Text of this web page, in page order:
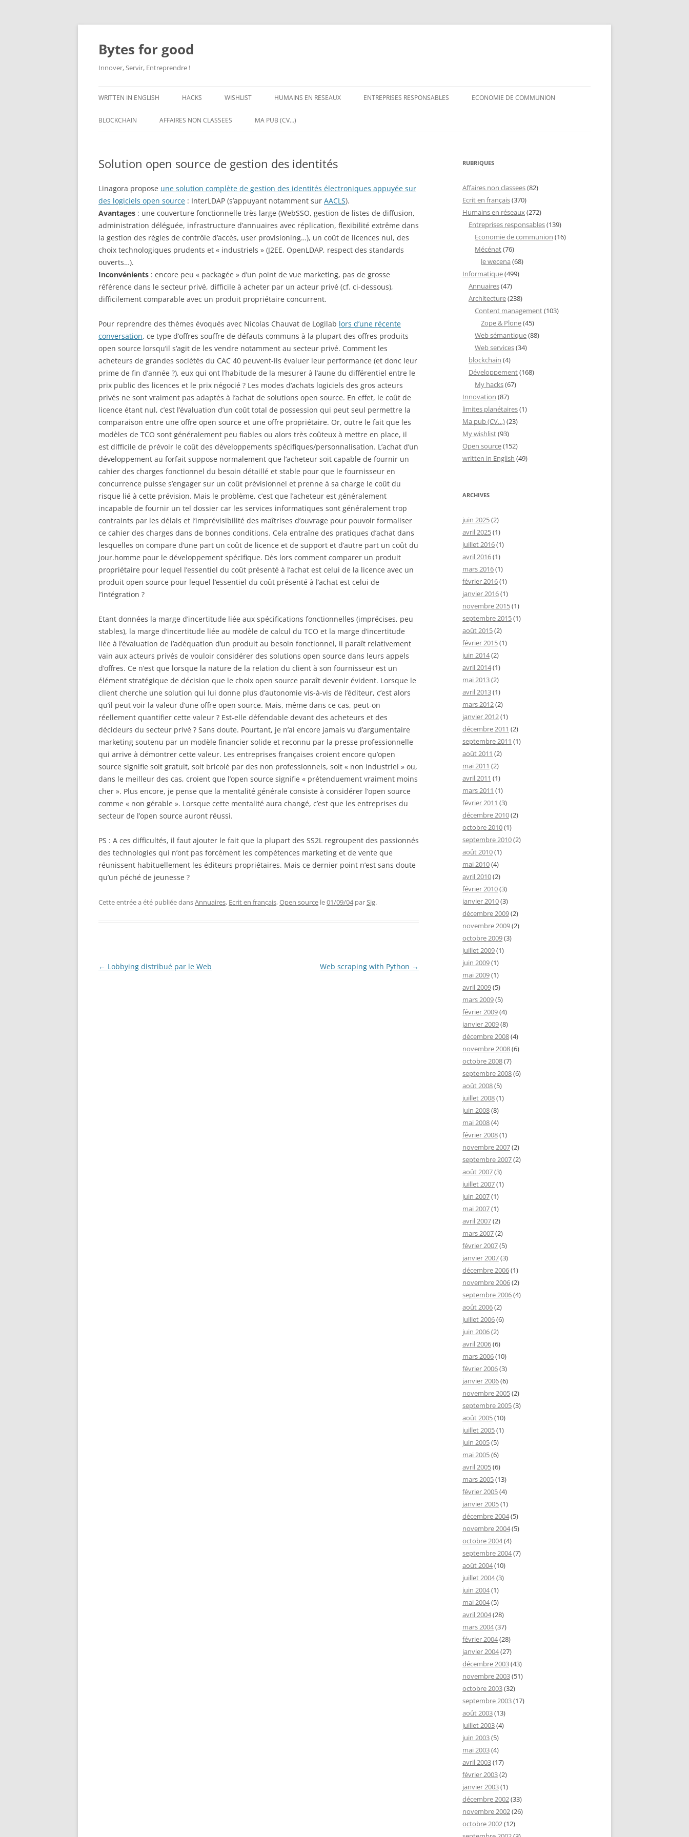
Aller
Bytes for good
Innover, Servir, Entreprendre !
WRITTEN IN ENGLISH HACKS WISHLIST HUMAINS EN RESEAUX ENTREPRISES RESPONSABLES ECONOMIE DE COMMUNION
BLOCKCHAIN AFFAIRES NON CLASSEES MA PUB (CV…)
Solution open source de gestion des identités
Linagora propose une solution complète de gestion des identités électroniques appuyée sur
des logiciels open source : InterLDAP (s’appuyant notamment sur AACLS).
Avantages : une couverture fonctionnelle très large (WebSSO, gestion de listes de diffusion,
administration déléguée, infrastructure d’annuaires avec réplication, flexibilité extrême dans
la gestion des règles de contrôle d’accès, user provisioning…), un coût de licences nul, des
choix technologiques prudents et « industriels » (J2EE, OpenLDAP, respect des standards
ouverts…).
Inconvénients : encore peu « packagée » d’un point de vue marketing, pas de grosse
référence dans le secteur privé, difficile à acheter par un acteur privé (cf. ci-dessous),
difficilement comparable avec un produit propriétaire concurrent.
Pour reprendre des thèmes évoqués avec Nicolas Chauvat de Logilab lors d’une récente
conversation, ce type d’offres souffre de défauts communs à la plupart des offres produits
open source lorsqu’il s’agit de les vendre notamment au secteur privé. Comment les
acheteurs de grandes sociétés du CAC 40 peuvent-ils évaluer leur performance (et donc leur
prime de fin d’année ?), eux qui ont l’habitude de la mesurer à l’aune du différentiel entre le
prix public des licences et le prix négocié ? Les modes d’achats logiciels des gros acteurs
privés ne sont vraiment pas adaptés à l’achat de solutions open source. En effet, le coût de
licence étant nul, c’est l’évaluation d’un coût total de possession qui peut seul permettre la
comparaison entre une offre open source et une offre propriétaire. Or, outre le fait que les
modèles de TCO sont généralement peu fiables ou alors très coûteux à mettre en place, il
est difficile de prévoir le coût des développements spécifiques/personnalisation. L’achat d’un
développement au forfait suppose normalement que l’acheteur soit capable de fournir un
cahier des charges fonctionnel du besoin détaillé et stable pour que le fournisseur en
concurrence puisse s’engager sur un coût prévisionnel et prenne à sa charge le coût du
risque lié à cette prévision. Mais le problème, c’est que l’acheteur est généralement
incapable de fournir un tel dossier car les services informatiques sont généralement trop
contraints par les délais et l’imprévisibilité des maîtrises d’ouvrage pour pouvoir formaliser
ce cahier des charges dans de bonnes conditions. Cela entraîne des pratiques d’achat dans
lesquelles on compare d’une part un coût de licence et de support et d’autre part un coût du
jour.homme pour le développement spécifique. Dès lors comment comparer un produit
propriétaire pour lequel l’essentiel du coût présenté à l’achat est celui de la licence avec un
produit open source pour lequel l’essentiel du coût présenté à l’achat est celui de
l’intégration ?
Etant données la marge d’incertitude liée aux spécifications fonctionnelles (imprécises, peu
stables), la marge d’incertitude liée au modèle de calcul du TCO et la marge d’incertitude
liée à l’évaluation de l’adéquation d’un produit au besoin fonctionnel, il paraît relativement
vain aux acteurs privés de vouloir considérer des solutions open source dans leurs appels
d’offres. Ce n’est que lorsque la nature de la relation du client à son fournisseur est un
élément stratégique de décision que le choix open source paraît devenir évident. Lorsque le
client cherche une solution qui lui donne plus d’autonomie vis-à-vis de l’éditeur, c’est alors
qu’il peut voir la valeur d’une offre open source. Mais, même dans ce cas, peut-on
réellement quantifier cette valeur ? Est-elle défendable devant des acheteurs et des
décideurs du secteur privé ? Sans doute. Pourtant, je n’ai encore jamais vu d’argumentaire
marketing soutenu par un modèle financier solide et reconnu par la presse professionnelle
qui arrive à démontrer cette valeur. Les entreprises françaises croient encore qu’open
source signifie soit gratuit, soit bricolé par des non professionnels, soit « non industriel » ou,
dans le meilleur des cas, croient que l’open source signifie « prétenduement vraiment moins
cher ». Plus encore, je pense que la mentalité générale consiste à considérer l’open source
comme « non gérable ». Lorsque cette mentalité aura changé, c’est que les entreprises du
secteur de l’open source auront réussi.
PS : A ces difficultés, il faut ajouter le fait que la plupart des SS2L regroupent des passionnés
des technologies qui n’ont pas forcément les compétences marketing et de vente que
réunissent habituellement les éditeurs propriétaires. Mais ce dernier point n’est sans doute
qu’un péché de jeunesse ?
Cette entrée a été publiée dansAnnuaires, Ecrit en français,Open source le01/09/04 parSig.
Navigation
← Lobbying distribué par le Web Web scraping with Python →
RUBRIQUES
Affaires non classees(82)
Ecrit en français(370)
Humains en réseaux(272)
Entreprises responsables(139)
Economie de communion (16)
Mécénat(76)
le wecena (68)
Informatique(499)
Annuaires(47)
Architecture(238)
Content management(103)
Zope & Plone(45)
Web sémantique(88)
Web services(34)
blockchain (4)
Développement(168)
My hacks(67)
Innovation (87)
limites planétaires(1)
Ma pub (CV…)(23)
My wishlist(93)
Open source(152)
written in English (49)
ARCHIVES
juin 2025(2)
avril 2025(1)
juillet 2016(1)
avril 2016(1)
mars 2016(1)
février 2016(1)
janvier 2016(1)
novembre 2015(1)
septembre 2015(1)
août 2015(2)
février 2015(1)
juin 2014(2)
avril 2014(1)
mai 2013(2)
avril 2013(1)
mars 2012(2)
janvier 2012(1)
décembre 2011 (2)
septembre 2011 (1)
août 2011 (2)
mai 2011 (2)
avril 2011 (1)
mars 2011 (1)
février 2011 (3)
décembre 2010(2)
octobre 2010(1)
septembre 2010(2)
août 2010(1)
mai 2010(4)
avril 2010(2)
février 2010(3)
janvier 2010(3)
décembre 2009(2)
novembre 2009(2)
octobre 2009(3)
juillet 2009(1)
juin 2009(1)
mai 2009(1)
avril 2009(5)
mars 2009(5)
février 2009(4)
janvier 2009(8)
décembre 2008(4)
novembre 2008(6)
octobre 2008(7)
septembre 2008(6)
août 2008(5)
juillet 2008(1)
juin 2008(8)
mai 2008(4)
février 2008(1)
novembre 2007(2)
septembre 2007(2)
août 2007(3)
juillet 2007(1)
juin 2007(1)
mai 2007(1)
avril 2007(2)
mars 2007(2)
février 2007(5)
janvier 2007(3)
décembre 2006(1)
novembre 2006(2)
septembre 2006(4)
août 2006(2)
juillet 2006(6)
juin 2006(2)
avril 2006(6)
mars 2006(10)
février 2006(3)
janvier 2006(6)
novembre 2005(2)
septembre 2005(3)
août 2005(10)
juillet 2005(1)
juin 2005(5)
mai 2005(6)
avril 2005(6)
mars 2005(13)
février 2005(4)
janvier 2005(1)
décembre 2004(5)
novembre 2004(5)
octobre 2004(4)
septembre 2004(7)
août 2004(10)
juillet 2004(3)
juin 2004(1)
mai 2004(5)
avril 2004(28)
mars 2004(37)
février 2004(28)
janvier 2004(27)
décembre 2003(43)
novembre 2003(51)
octobre 2003(32)
septembre 2003(17)
août 2003(13)
juillet 2003(4)
juin 2003(5)
mai 2003(4)
avril 2003(17)
février 2003(2)
janvier 2003(1)
décembre 2002(33)
novembre 2002(26)
octobre 2002(12)